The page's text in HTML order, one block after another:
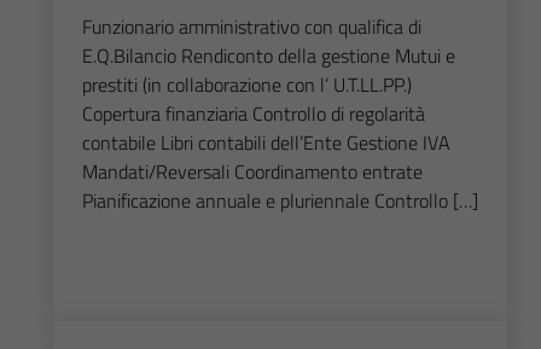
Funzionario amministrativo con qualifica di
E.Q.Bilancio Rendiconto della gestione Mutui e
prestiti (in collaborazione con l’ U.T.LL.PP.)
Copertura finanziaria Controllo di regolarità
contabile Libri contabili dell’Ente Gestione IVA
Mandati/Reversali Coordinamento entrate
Pianificazione annuale e pluriennale Controllo […]